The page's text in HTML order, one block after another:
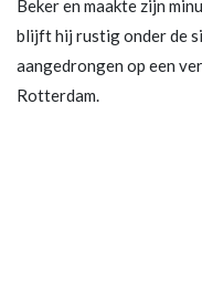
Beker en maakte zijn
blijft hij rustig onder de
aangedrongen op een
Rotterdam.